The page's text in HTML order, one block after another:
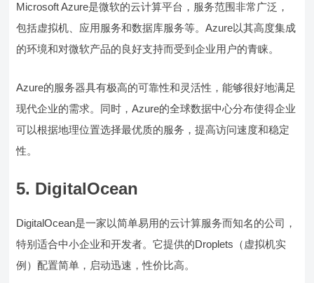
Microsoft Azure是微软的云计算平台，服务范围非常广泛，
包括虚拟机、应用服务和数据库服务等。Azure以其高度集成
的环境和对微软产品的良好支持而受到企业用户的青睐。
Azure的服务器具有极高的可靠性和灵活性，能够很好地满足
现代企业的需求。同时，Azure的全球数据中心分布使得企业
可以根据地理位置选择最优质的服务，提高访问速度和稳定
性。
5. DigitalOcean
DigitalOcean是一家以简单易用的云计算服务而知名的公司，
特别适合中小企业和开发者。它提供的Droplets（虚拟机实
例）配置简单，启动迅速，性价比高。